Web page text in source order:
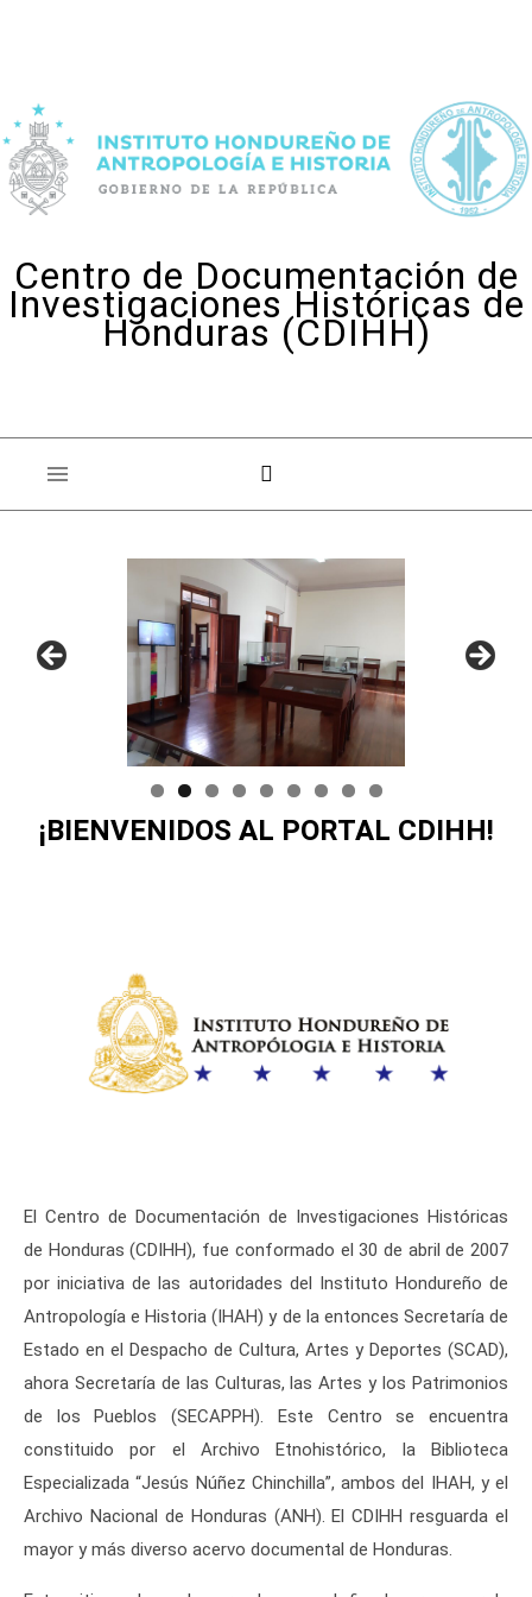
Centro de Documentación de
Investigaciones Históricas de
Honduras (CDIHH)
¡BIENVENIDOS AL PORTAL CDIHH!
El Centro de Documentación de Investigaciones Históricas
de Honduras (CDIHH), fue conformado el 30 de abril de 2007
por iniciativa de las autoridades del Instituto Hondureño de
Antropología e Historia (IHAH) y de la entonces Secretaría de
Estado en el Despacho de Cultura, Artes y Deportes (SCAD),
ahora Secretaría de las Culturas, las Artes y los Patrimonios
de los Pueblos (SECAPPH). Este Centro se encuentra
constituido por el Archivo Etnohistórico, la Biblioteca
Especializada “Jesús Núñez Chinchilla”, ambos del IHAH, y el
Archivo Nacional de Honduras (ANH). El CDIHH resguarda el
mayor y más diverso acervo documental de Honduras.